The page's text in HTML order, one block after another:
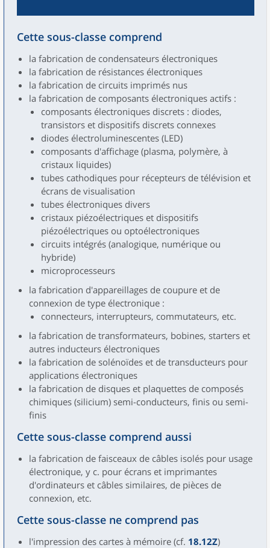
Cette sous-classe comprend
la fabrication de condensateurs électroniques
la fabrication de résistances électroniques
la fabrication de circuits imprimés nus
la fabrication de composants électroniques actifs :
composants électroniques discrets : diodes,
transistors et dispositifs discrets connexes
diodes électroluminescentes (LED)
composants d'affichage (plasma, polymère, à
cristaux liquides)
tubes cathodiques pour récepteurs de télévision et
écrans de visualisation
tubes électroniques divers
cristaux piézoélectriques et dispositifs
piézoélectriques ou optoélectroniques
circuits intégrés (analogique, numérique ou
hybride)
microprocesseurs
la fabrication d'appareillages de coupure et de
connexion de type électronique :
connecteurs, interrupteurs, commutateurs, etc.
la fabrication de transformateurs, bobines, starters et
autres inducteurs électroniques
la fabrication de solénoïdes et de transducteurs pour
applications électroniques
la fabrication de disques et plaquettes de composés
chimiques (silicium) semi-conducteurs, finis ou semi-
finis
Cette sous-classe comprend aussi
la fabrication de faisceaux de câbles isolés pour usage
électronique, y c. pour écrans et imprimantes
d'ordinateurs et câbles similaires, de pièces de
connexion, etc.
Cette sous-classe ne comprend pas
l'impression des cartes à mémoire (cf. 18.12Z)